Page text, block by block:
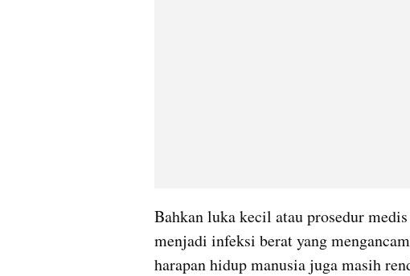
Bahkan luka kecil atau prosedur
menjadi infeksi berat yang
harapan hidup manusia juga masih